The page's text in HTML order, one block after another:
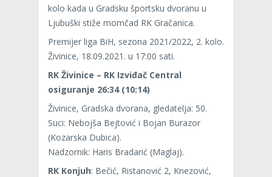
kolo kada u Gradsku športsku dvoranu u
Ljubuški stiže momčad RK Gračanica.
Premijer liga BiH, sezona 2021/2022, 2. kolo.
Živinice, 18.09.2021. u 17:00 sati.
RK Živinice – RK Izviđač Central
osiguranje 26:34 (10:14)
Živinice, Gradska dvorana, gledatelja: 50.
Suci: Nebojša Bejtović i Bojan Burazor
(Kozarska Dubica).
Nadzornik: Haris Bradarić (Maglaj).
RK Konjuh: Bečić, Ristanović 2, Knezović,